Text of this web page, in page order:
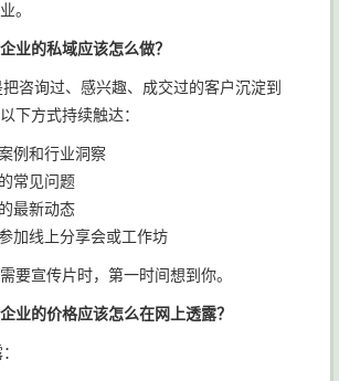
。
业的私域应该怎么做？
咨询过、感兴趣、成交过的客户沉淀到
下方式持续触达：
例和行业洞察
常见问题
最新动态
加线上分享会或工作坊
要宣传片时，第一时间想到你。
业的价格应该怎么在网上透露？